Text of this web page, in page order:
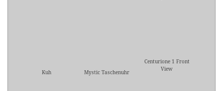
Kuh Mystic Taschenuhr
Centurione 1 Front
View